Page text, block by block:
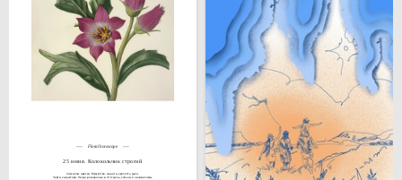
Floral horoscope
25 июня. Колокольчик строгий
Символы цветка: Мужество, защита, крепость духа.
Черты характера: Люди, рожденные в этот день, сильны и независимы.